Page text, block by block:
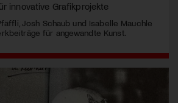
innovative Grafikprojekte
Josh Schaub und Isabelle Mauchle
für angewandte Kunst.